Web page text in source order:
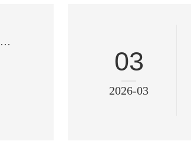
济南雷鸣网络分享粮食信息交易小程序平台
03
2026-03